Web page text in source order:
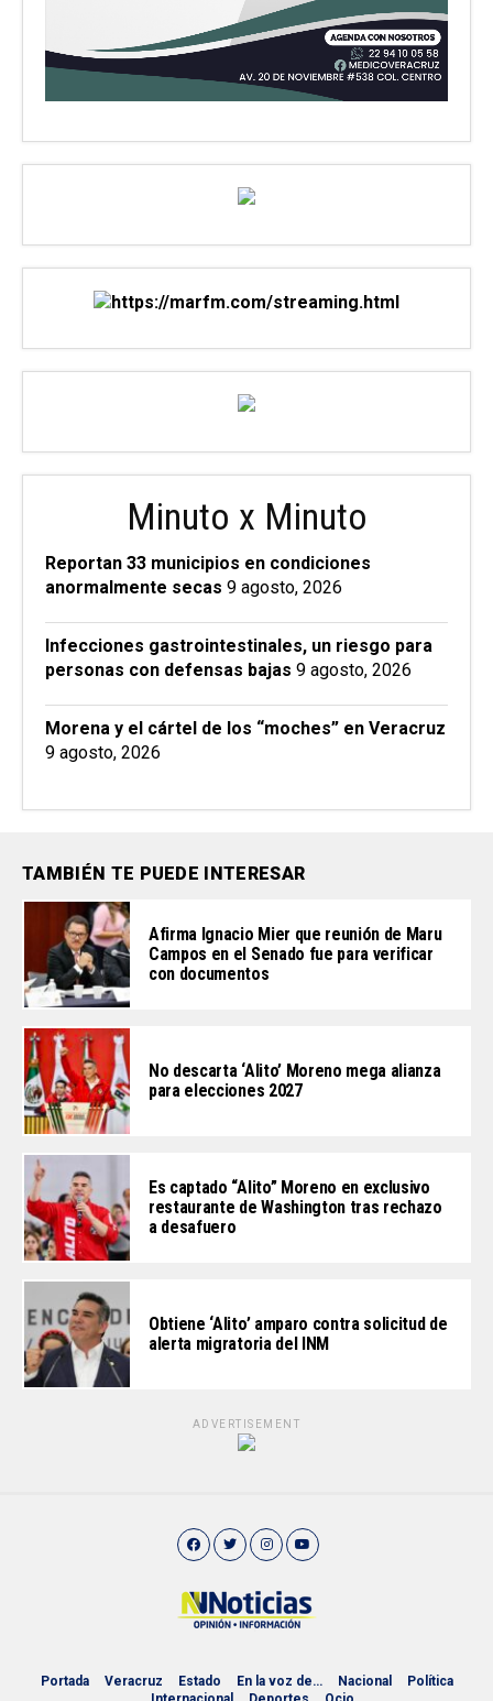
Minuto x Minuto
Reportan 33 municipios en condiciones
anormalmente secas 9 agosto, 2026
Infecciones gastrointestinales, un riesgo para
personas con defensas bajas 9 agosto, 2026
Morena y el cártel de los “moches” en Veracruz
9 agosto, 2026
TAMBIÉN TE PUEDE INTERESAR
Afirma Ignacio Mier que reunión de Maru
Campos en el Senado fue para verificar
con documentos
No descarta ‘Alito’ Moreno mega alianza
para elecciones 2027
Es captado “Alito” Moreno en exclusivo
restaurante de Washington tras rechazo
a desafuero
Obtiene ‘Alito’ amparo contra solicitud de
alerta migratoria del INM
ADVERTISEMENT
Portada Veracruz Estado En la voz de… Nacional
Política